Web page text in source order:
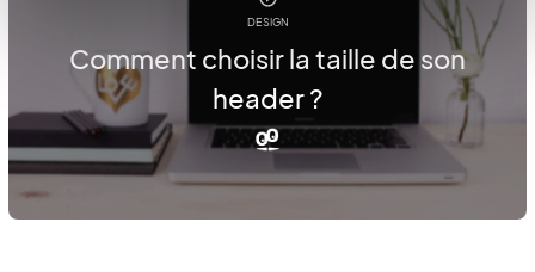
DESIGN
Comment choisir la taille de son
header ?